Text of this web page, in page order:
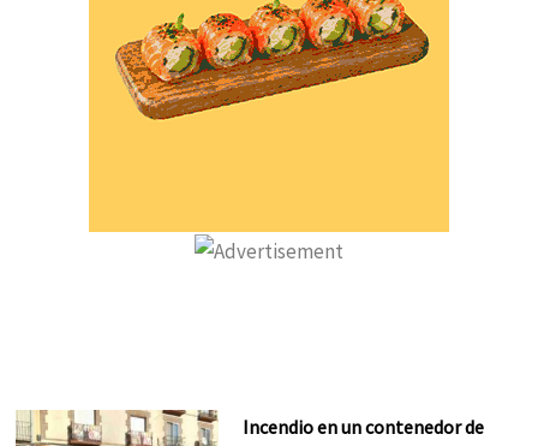
Incendio en un contenedor de